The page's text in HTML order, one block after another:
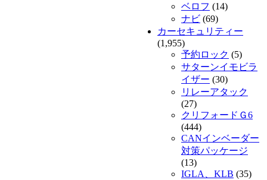
ベロフ (14)
ナビ (69)
カーセキュリティー
(1,955)
予約ロック (5)
サターンイモビラ
イザー (30)
リレーアタック
(27)
クリフォードＧ6
(444)
CANインベーダー
対策パッケージ
(13)
IGLA、KLB (35)